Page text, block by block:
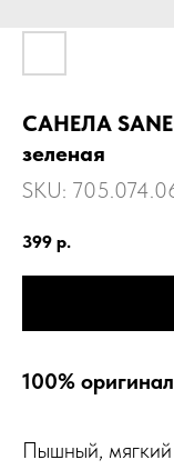
САНЕЛА
зеленая
SKU:
399 р.
100%
Пышный,